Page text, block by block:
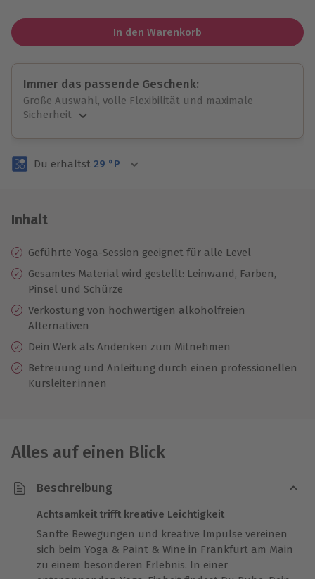
In den Warenkorb
Immer das passende Geschenk:
Große Auswahl, volle Flexibilität und maximale
Sicherheit
Volle Flexibilität
3 Jahre gültig & verlängerbar.
Du erhältst 29 °P
Inhalt
Geführte Yoga-Session geeignet für alle Level
Gesamtes Material wird gestellt: Leinwand, Farben,
Pinsel und Schürze
Verkostung von hochwertigen alkoholfreien
Alternativen
Dein Werk als Andenken zum Mitnehmen
Betreuung und Anleitung durch einen professionellen
Kursleiter:innen
Alles auf einen Blick
Beschreibung
Achtsamkeit trifft kreative Leichtigkeit
Sanfte Bewegungen und kreative Impulse vereinen
sich beim Yoga & Paint & Wine in Frankfurt am Main
zu einem besonderen Erlebnis. In einer